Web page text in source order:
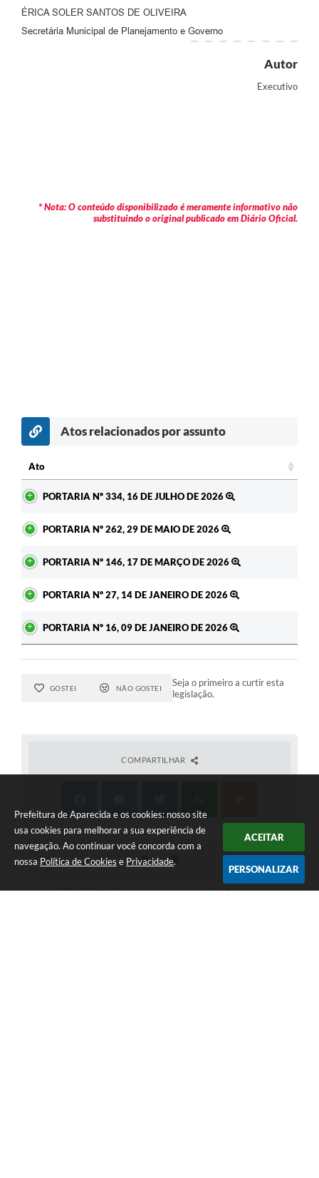
Prefeitura de Aparecida e os cookies: nosso site
usa cookies para melhorar a sua experiência de
navegação. Ao continuar você concorda com a
nossa Política de Cookies e Privacidade.
ACEITAR
PERSONALIZAR
ÉRICA SOLER SANTOS DE OLIVEIRA
Secretária Municipal de Planejamento e Governo
Autor
Executivo
* Nota: O conteúdo disponibilizado é meramente informativo não
substituindo o original publicado em Diário Oficial.
Atos relacionados por assunto
Ato
PORTARIA Nº 334, 16 DE JULHO DE 2026
PORTARIA Nº 262, 29 DE MAIO DE 2026
PORTARIA Nº 146, 17 DE MARÇO DE 2026
PORTARIA Nº 27, 14 DE JANEIRO DE 2026
PORTARIA Nº 16, 09 DE JANEIRO DE 2026
GOSTEI NÃO GOSTEI
Seja o primeiro a curtir esta
legislação.
COMPARTILHAR